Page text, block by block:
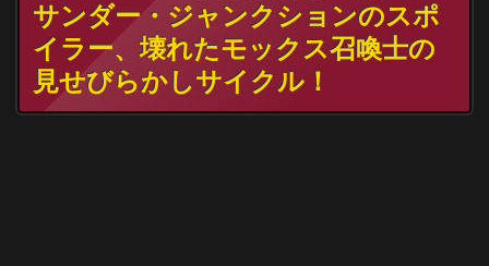
サンダー・ジャンクションのスポ
イラー、壊れたモックス召喚士の
見せびらかしサイクル！